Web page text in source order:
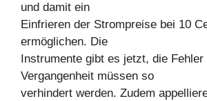
und damit ein
Einfrieren der Strompreise bei 10
ermöglichen. Die
Instrumente gibt es jetzt, die Fehler
Vergangenheit müssen so
verhindert werden. Zudem